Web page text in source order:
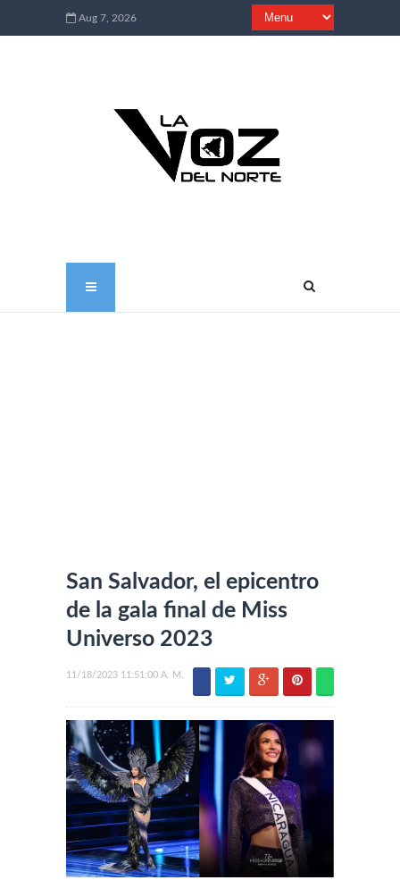
Aug 7, 2026
San Salvador, el epicentro
de la gala final de Miss
Universo 2023
11/18/2023 11:51:00 A. M.